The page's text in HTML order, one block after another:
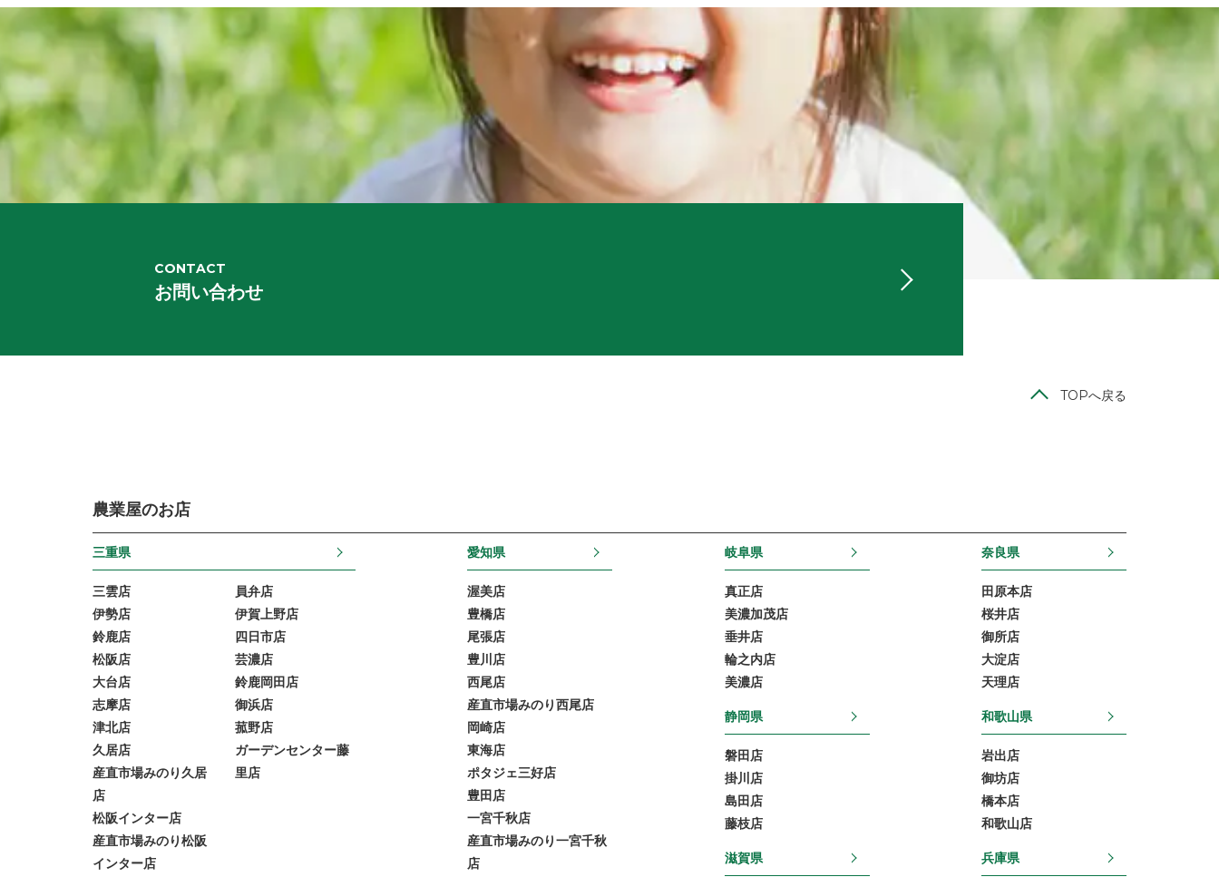
CONTACT
お問い合わせ
TOPへ戻る
農業屋のお店
三重県
三雲店
伊勢店
鈴鹿店
松阪店
大台店
志摩店
津北店
久居店
産直市場みのり久居
店
松阪インター店
産直市場みのり松阪
インター店
員弁店
伊賀上野店
四日市店
芸濃店
鈴鹿岡田店
御浜店
菰野店
ガーデンセンター藤
里店
愛知県
渥美店
豊橋店
尾張店
豊川店
西尾店
産直市場みのり西尾店
岡崎店
東海店
ポタジェ三好店
豊田店
一宮千秋店
産直市場みのり一宮千秋
店
岐阜県
真正店
美濃加茂店
垂井店
輪之内店
美濃店
静岡県
磐田店
掛川店
島田店
藤枝店
滋賀県
奈良県
田原本店
桜井店
御所店
大淀店
天理店
和歌山県
岩出店
御坊店
橋本店
和歌山店
兵庫県